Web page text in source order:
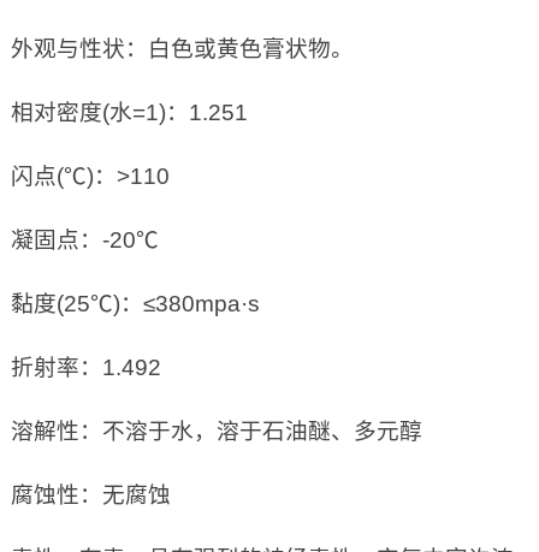
外观与性状：白色或黄色膏状物。
相对密度(水=1)：1.251
闪点(℃)：>110
凝固点：-20℃
黏度(25℃)：≤380mpa·s
折射率：1.492
溶解性：不溶于水，溶于石油醚、多元醇
腐蚀性：无腐蚀